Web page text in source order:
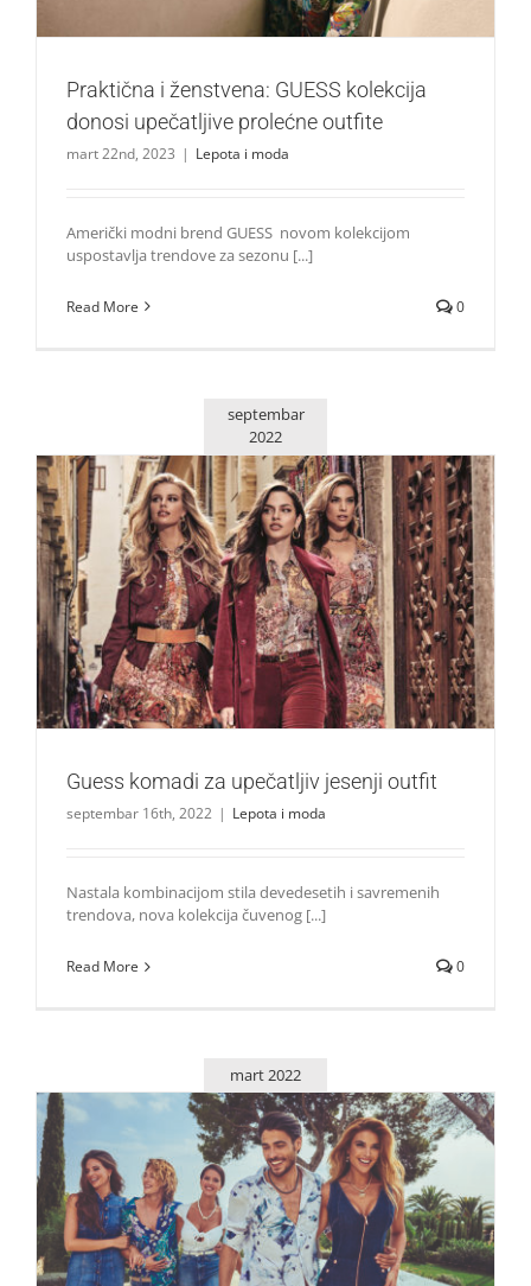
Praktična i ženstvena: GUESS kolekcija
donosi upečatljive prolećne outfite
mart 22nd, 2023 | Lepota i moda
Američki modni brend GUESS novom kolekcijom
uspostavlja trendove za sezonu [...]
Read More 0
septembar
2022
Guess komadi za upečatljiv jesenji outfit
Lepota i moda
Guess komadi za upečatljiv jesenji outfit
septembar 16th, 2022 | Lepota i moda
Nastala kombinacijom stila devedesetih i savremenih
trendova, nova kolekcija čuvenog [...]
Read More 0
mart 2022
7 neodoljivih prolećnih kombinacija američkog brenda
GUESS
Lepota i moda